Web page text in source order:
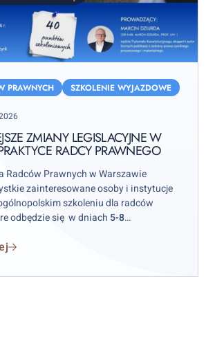
PRAWNYCH SZKOLENIE WYJAZDOWE
ZMIANY LEGISLACYJNE W
RADCY PRAWNEGO
Radców Prawnych w Warszawie
zainteresowane osoby i instytucje
szkoleniu dla radców
odbędzie się w dniach 5-8